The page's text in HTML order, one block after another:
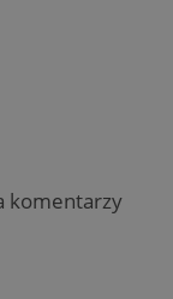
komentarzy